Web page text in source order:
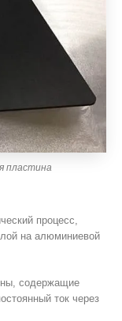
пластина
процесс,
на алюминиевой
содержащие
ток через